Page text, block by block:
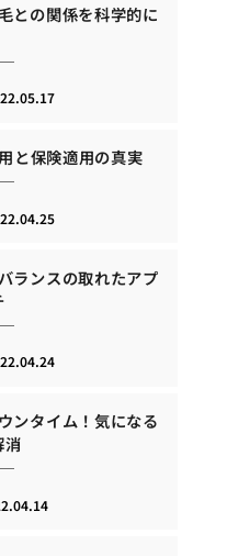
との関係を科学的に
と保険適用の真実
ランスの取れたアプ
ンタイム！気になる
消